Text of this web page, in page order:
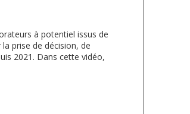
à potentiel issus de
prise de décision, de
2021. Dans cette vidéo,